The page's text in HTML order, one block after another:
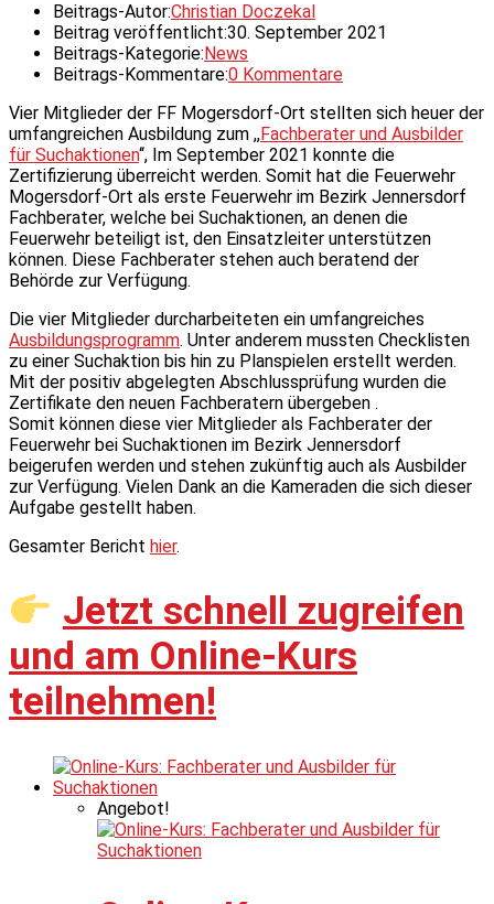
Beitrags-Autor:Christian Doczekal
Beitrag veröffentlicht:30. September 2021
Beitrags-Kategorie: News
Beitrags-Kommentare:0 Kommentare
Vier Mitglieder der FF Mogersdorf-Ort stellten sich heuer der
umfangreichen Ausbildung zum ,,Fachberater und Ausbilder
für Suchaktionen‘‘, Im September 2021 konnte die
Zertifizierung überreicht werden. Somit hat die Feuerwehr
Mogersdorf-Ort als erste Feuerwehr im Bezirk Jennersdorf
Fachberater, welche bei Suchaktionen, an denen die
Feuerwehr beteiligt ist, den Einsatzleiter unterstützen
können. Diese Fachberater stehen auch beratend der
Behörde zur Verfügung.
Die vier Mitglieder durcharbeiteten ein umfangreiches
Ausbildungsprogramm. Unter anderem mussten Checklisten
zu einer Suchaktion bis hin zu Planspielen erstellt werden.
Mit der positiv abgelegten Abschlussprüfung wurden die
Zertifikate den neuen Fachberatern übergeben .
Somit können diese vier Mitglieder als Fachberater der
Feuerwehr bei Suchaktionen im Bezirk Jennersdorf
beigerufen werden und stehen zukünftig auch als Ausbilder
zur Verfügung. Vielen Dank an die Kameraden die sich dieser
Aufgabe gestellt haben.
Gesamter Bericht hier.
Jetzt schnell zugreifen
und am Online-Kurs
teilnehmen!
Angebot!